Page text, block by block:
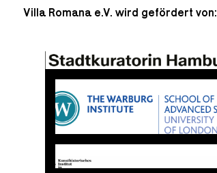
Villa Romana e.V. wird gefördert von: